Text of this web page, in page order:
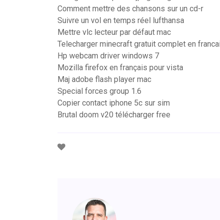
Comment mettre des chansons sur un cd-r
Suivre un vol en temps réel lufthansa
Mettre vlc lecteur par défaut mac
Telecharger minecraft gratuit complet en
Hp webcam driver windows 7
Mozilla firefox en français pour vista
Maj adobe flash player mac
Special forces group 1.6
Copier contact iphone 5c sur sim
Brutal doom v20 télécharger free